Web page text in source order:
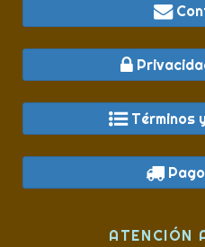
Términos
ATENCIÓN